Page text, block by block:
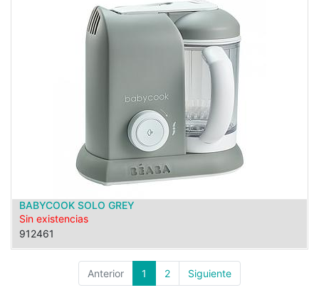
BABYCOOK SOLO GREY
Sin existencias
912461
Anterior 1 2 Siguiente